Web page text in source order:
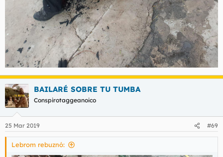
BAILARÉ SOBRE TU TUMBA
Conspirotaggeanoico
25 Mar 2019 #69
Lebrom rebuznó: